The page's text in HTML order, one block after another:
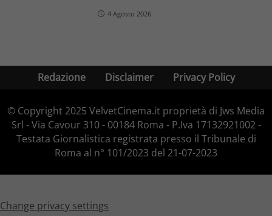
4 Agosto 2026
Redazione Disclaimer Privacy Policy
© Copyright 2025 VelvetCinema.it proprietà di Jws Media
Srl - Via Cavour 310 - 00184 Roma - P.Iva 17132921002 -
Testata Giornalistica registrata presso il Tribunale di
Roma al n° 101/2023 del 21-07-2023
Change privacy settings